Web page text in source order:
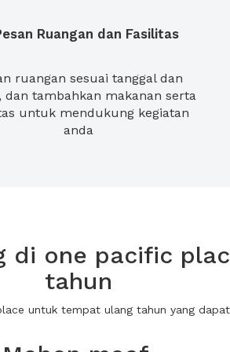
Ruangan dan Fasilitas
ruangan sesuai tanggal dan
dan tambahkan makanan serta
untuk mendukung kegiatan
anda
di one pacific
tahun
untuk tempat ulang tahun yang dapat